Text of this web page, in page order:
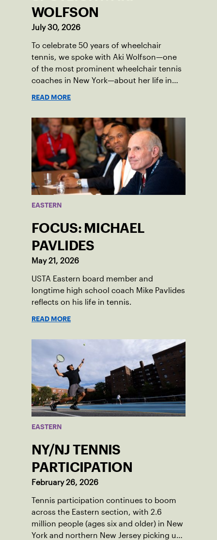
WOLFSON
July 30, 2026
To celebrate 50 years of wheelchair
tennis, we spoke with Aki Wolfson—one
of the most prominent wheelchair tennis
coaches in New York—about her life in
READ MORE
EASTERN
FOCUS: MICHAEL
PAVLIDES
May 21, 2026
USTA Eastern board member and
longtime high school coach Mike Pavlides
reflects on his life in tennis.
READ MORE
EASTERN
NY/NJ TENNIS
PARTICIPATION
February 26, 2026
Tennis participation continues to boom
across the Eastern section, with 2.6
million people (ages six and older) in New
York and northern New Jersey picking up